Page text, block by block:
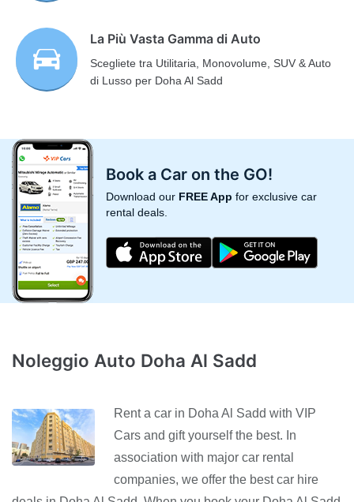
La Più Vasta Gamma di Auto
Scegliete tra Utilitaria, Monovolume, SUV & Auto
di Lusso per Doha Al Sadd
Book a Car on the GO!
Download our FREE App for exclusive car
rental deals.
Noleggio Auto Doha Al Sadd
Rent a car in Doha Al Sadd with VIP
Cars and gift yourself the best. In
association with major car rental
companies, we offer the best car hire